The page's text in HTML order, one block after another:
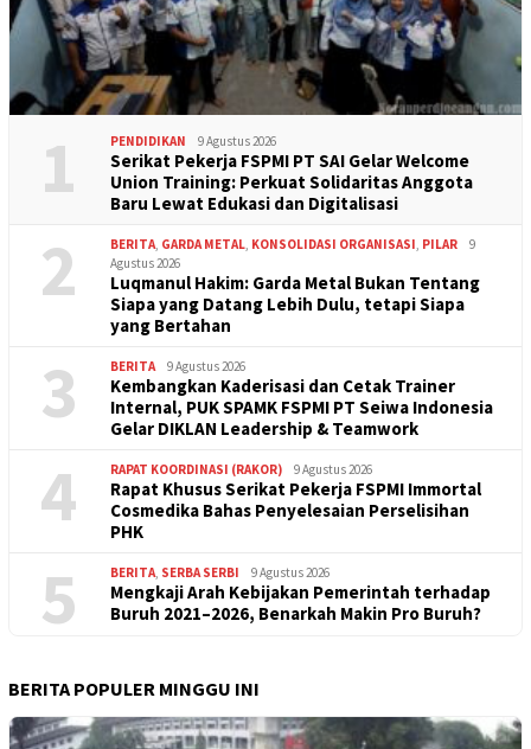
1 PENDIDIKAN 9 Agustus 2026
Serikat Pekerja FSPMI PT SAI Gelar Welcome
Union Training: Perkuat Solidaritas Anggota
Baru Lewat Edukasi dan Digitalisasi
2 BERITA GARDA METAL KONSOLIDASI ORGANISASI PILAR
9
Agustus 2026
Luqmanul Hakim: Garda Metal Bukan Tentang
Siapa yang Datang Lebih Dulu, tetapi Siapa
yang Bertahan
3 BERITA 9 Agustus 2026
Kembangkan Kaderisasi dan Cetak Trainer
Internal, PUK SPAMK FSPMI PT Seiwa Indonesia
Gelar DIKLAN Leadership & Teamwork
4 RAPAT KOORDINASI (RAKOR) 9 Agustus 2026
Rapat Khusus Serikat Pekerja FSPMI Immortal
Cosmedika Bahas Penyelesaian Perselisihan
PHK
5 BERITA SERBA SERBI 9 Agustus 2026
Mengkaji Arah Kebijakan Pemerintah terhadap
Buruh 2021–2026, Benarkah Makin Pro Buruh?
BERITA POPULER MINGGU INI